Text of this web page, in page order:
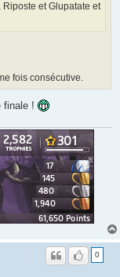
et Glupatate et
fois consécutive.
finale !
0